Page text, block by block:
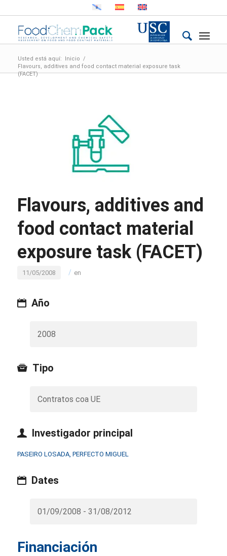
Usted está aquí: Inicio /
Flavours, additives and food contact material exposure task
(FACET)
Flavours, additives and
food contact material
exposure task (FACET)
11/05/2008 / en
Año
2008
Tipo
Contratos coa UE
Investigador principal
PASEIRO LOSADA, PERFECTO MIGUEL
Dates
01/09/2008 - 31/08/2012
Financiación